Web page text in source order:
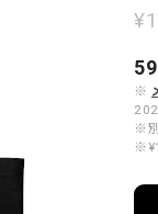
59
※
※